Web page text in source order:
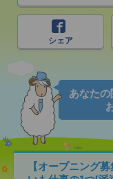
シェア
あなた
【オープニング